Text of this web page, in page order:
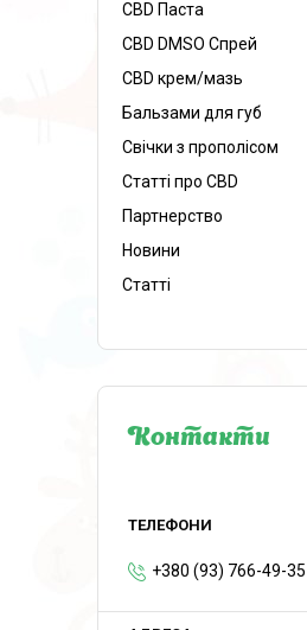
CBD Паста
CBD DMSO Спрей
CBD крем/мазь
Бальзами для губ
Свічки з прополісом
Статті про CBD
Партнерство
Новини
Статті
Контакти
+380 (93) 766-49-35